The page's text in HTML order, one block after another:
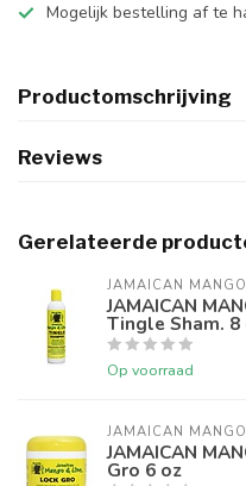
Mogelijk bestelling af te
Productomschrijving
Reviews
Gerelateerde
JAMAICAN
JAMAICAN
Tingle Sham. 8
Op voorraad
JAMAICAN
JAMAICAN
Gro 6 oz